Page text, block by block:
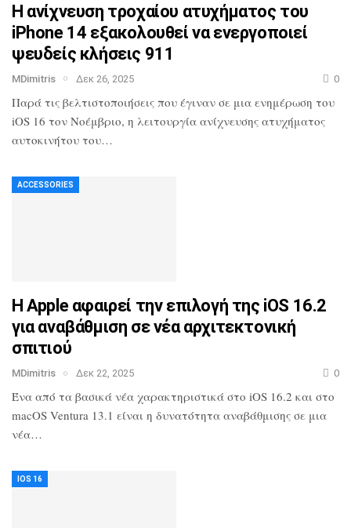
Η ανίχνευση τροχαίου ατυχήματος του
iPhone 14 εξακολουθεί να ενεργοποιεί
ψευδείς κλήσεις 911
MDimitris Δεκ 26, 2025 0
Παρά τις βελτιστοποιήσεις που έγιναν σε μια ενημέρωση του
iOS 16 τον Νοέμβριο, η λειτουργία ανίχνευσης ατυχήματος
αυτοκινήτου του…
ACCESSORIES
Η Apple αφαιρεί την επιλογή της iOS 16.2
για αναβάθμιση σε νέα αρχιτεκτονική
σπιτιού
MDimitris Δεκ 22, 2025 0
Ένα από τα βασικά νέα χαρακτηριστικά στο iOS 16.2 και στο
macOS Ventura 13.1 είναι η δυνατότητα αναβάθμισης σε μια
νέα…
IOS 16